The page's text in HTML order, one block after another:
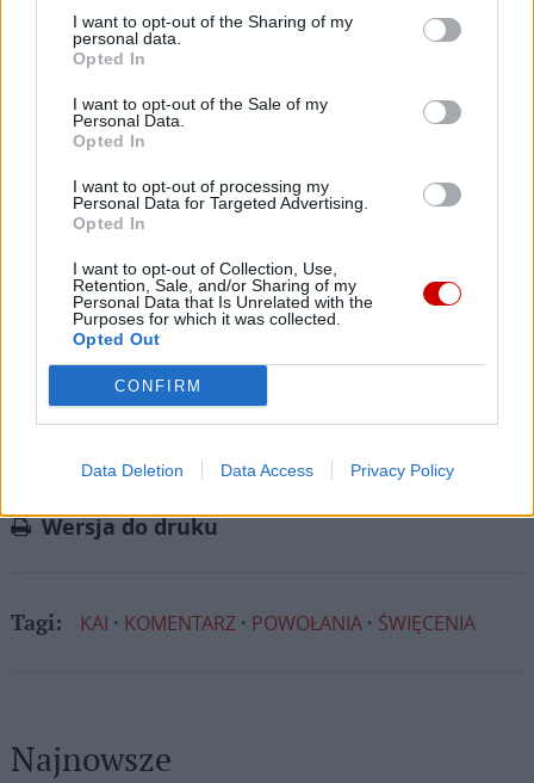
I want to opt-out of the Sharing of my
personal data.
Opted In
I want to opt-out of the Sale of my
Personal Data.
Opted In
I want to opt-out of processing my
Personal Data for Targeted Advertising.
Opted In
I want to opt-out of Collection, Use,
Retention, Sale, and/or Sharing of my
Personal Data that Is Unrelated with the
Purposes for which it was collected.
Opted Out
CONFIRM
Data Deletion Data Access Privacy Policy
tu dla Ciebie!
Każdego dnia publikujemy najważniejsze
Jednak bez Twojej pomocy sprostanie temu
zadaniu będzie coraz trudniejsze.
Dlatego prosimy Cię o
wsparcie portalu eKAI.pl za
pośrednictwem serwisu Patronite.
Dzięki Tobie będziemy mogli realizować naszą
misję. Więcej informacji znajdziesz
Facebook
MessengerWhatsApp Print
Wersja do druku
Tagi: KAI KOMENTARZ POWOŁANIA ŚWIĘCENIA
Najnowsze